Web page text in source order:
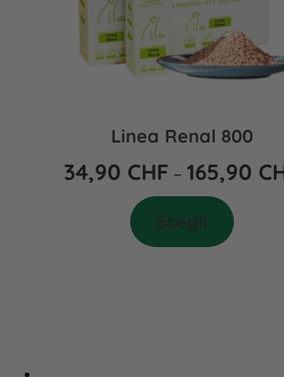
Linea Renal 800
34,90 CHF –165,90